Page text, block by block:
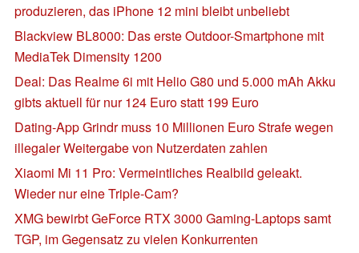
produzieren, das iPhone 12 mini bleibt unbeliebt
Blackview BL8000: Das erste Outdoor-Smartphone mit
MediaTek Dimensity 1200
Deal: Das Realme 6i mit Helio G80 und 5.000 mAh Akku
gibts aktuell für nur 124 Euro statt 199 Euro
Dating-App Grindr muss 10 Millionen Euro Strafe wegen
illegaler Weitergabe von Nutzerdaten zahlen
Xiaomi Mi 11 Pro: Vermeintliches Realbild geleakt.
Wieder nur eine Triple-Cam?
XMG bewirbt GeForce RTX 3000 Gaming-Laptops samt
TGP, im Gegensatz zu vielen Konkurrenten